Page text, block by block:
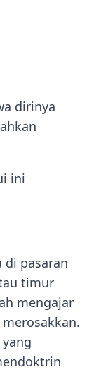
dirinya
ini
di pasaran
timur
mengajar